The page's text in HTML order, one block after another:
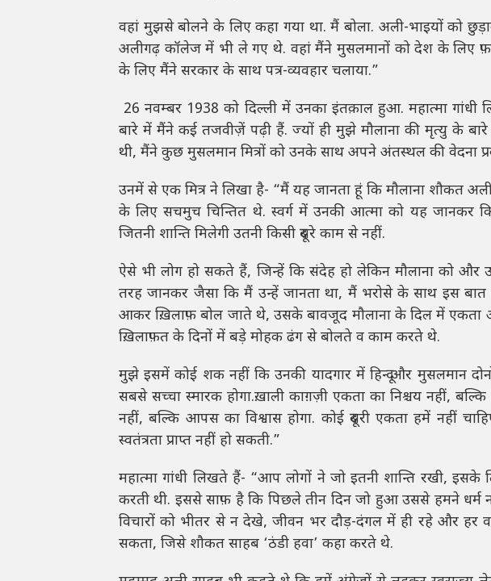
वहां मुझसे बोलने के लिए कहा गया था. मैं बोला. अली-भाइयों को
अलीगढ़ कॉलेज में भी ले गए थे. वहां मैंने मुसलमानों को देश के लिए
के लिए मैंने सरकार के साथ पत्र-व्यवहार चलाया.”
26 नवम्बर 1938 को दिल्ली में उनका इंतक़ाल हुआ. महात्मा गांधी
बारे में मैंने कई तजवीज़ें पढ़ी हैं. ज्यों ही मुझे मौलाना की मृत्यु के
थी, मैंने कुछ मुसलमान मित्रों को उनके साथ अपने अंतस्थल की वेदना
उनमें से एक मित्र ने लिखा है- “मैं यह जानता हूं कि मौलाना शौकत
के लिए सचमुच चिन्तित थे. स्वर्ग में उनकी आत्मा को यह जानकर
जितनी शान्ति मिलेगी उतनी किसी दूसरे काम से नहीं.
ऐसे भी लोग हो सकते हैं, जिन्हें कि संदेह हो लेकिन मौलाना को और
तरह जानकर जैसा कि मैं उन्हें जानता था, मैं भरोसे के साथ इस
आकर ख़िलाफ़ बोल जाते थे, उसके बावजूद मौलाना के दिल में एकता
ख़िलाफ़त के दिनों में बड़े मोहक ढंग से बोलते व काम करते थे.
मुझे इसमें कोई शक नहीं कि उनकी यादगार में हिन्दू और मुसलमान
सबसे सच्चा स्मारक होगा.ख़ाली काग़ज़ी एकता का निश्चय नहीं,
नहीं, बल्कि आपस का विश्वास होगा. कोई दूसरी एकता हमें नहीं
स्वतंत्रता प्राप्त नहीं हो सकती.”
महात्मा गांधी लिखते हैं- “आप लोगों ने जो इतनी शान्ति रखी,
करती थी. इससे साफ़ है कि पिछले तीन दिन जो हुआ उससे हमने धर्म
विचारों को भीतर से न देखे, जीवन भर दौड़-दंगल में ही रहे और हर
सकता, जिसे शौकत साहब ‘ठंडी हवा’ कहा करते थे.